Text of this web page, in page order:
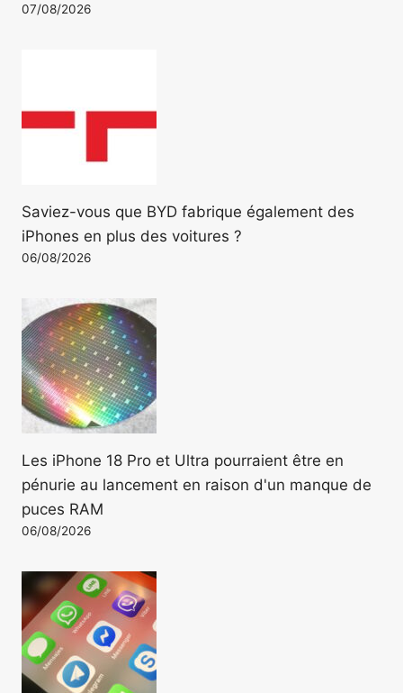
07/08/2026
Saviez-vous que BYD fabrique également des
iPhones en plus des voitures ?
06/08/2026
Les iPhone 18 Pro et Ultra pourraient être en
pénurie au lancement en raison d'un manque de
puces RAM
06/08/2026